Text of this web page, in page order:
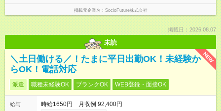
掲載元企業名 SocioFuture株式会社
掲載日：2026.08.07
未読
NEW
＼土日働ける／！たまに平日出勤OK！未経験か
らOK！電話対応
派遣 職種未経験OK ブランクOK WEB登録・面接OK
給与
時給1650円 月収例 92,400円